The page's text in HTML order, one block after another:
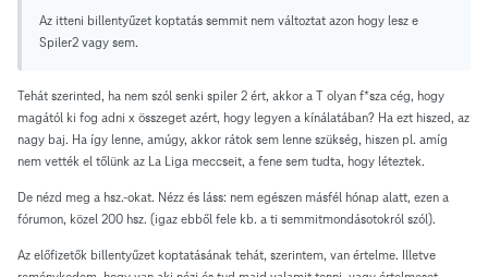
Az itteni billentyűzet koptatás semmit nem változtat azon hogy lesz e
Spiler2 vagy sem.
Tehát szerinted, ha nem szól senki spiler 2 ért, akkor a T olyan f*sza cég, hogy
magától ki fog adni x összeget azért, hogy legyen a kínálatában? Ha ezt hiszed, az
nagy baj. Ha így lenne, amúgy, akkor rátok sem lenne szükség, hiszen pl. amíg
nem vették el tőlünk az La Liga meccseit, a fene sem tudta, hogy léteztek.
De nézd meg a hsz.-okat. Nézz és láss: nem egészen másfél hónap alatt, ezen a
fórumon, közel 200 hsz. (igaz ebből fele kb. a ti semmitmondásotokról szól).
Az előfizetők billentyűzet koptatásának tehát, szerintem, van értelme. Illetve